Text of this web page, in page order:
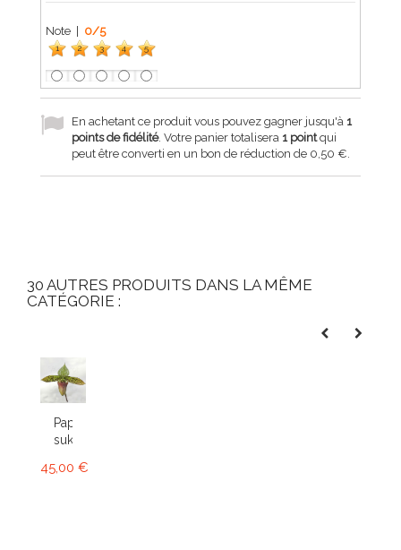
Note | 0/5
1 2 3 4 5
En achetant ce produit vous pouvez gagner jusqu'à 1
points de fidélité. Votre panier totalisera 1 pointqui
peut être converti en un bon de réduction de 0,50 €
30 AUTRES PRODUITS DANS LA MÊME
CATÉGORIE :
Paphiopedilum
sukhakulii
45,00 €